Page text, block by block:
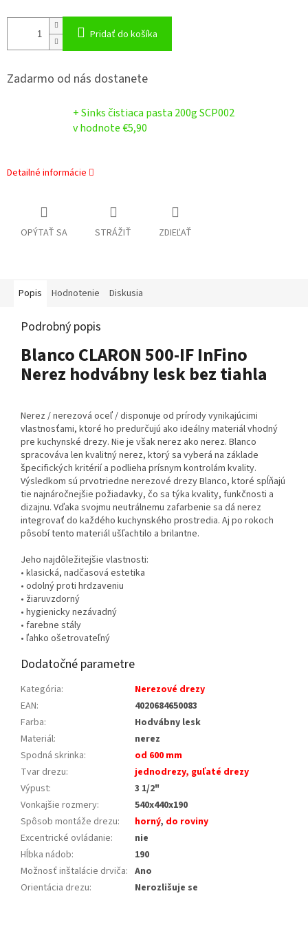
Pridať do košíka
Zadarmo od nás dostanete
+ Sinks čistiaca pasta 200g SCP002
v hodnote €5,90
Detailné informácie
OPÝTAŤ SA STRÁŽIŤ ZDIEĽAŤ
Popis Hodnotenie Diskusia
Podrobný popis
Blanco CLARON 500-IF InFino
Nerez hodvábny lesk bez tiahla
Nerez / nerezová oceľ / disponuje od prírody vynikajúcimi
vlastnosťami, ktoré ho predurčujú ako ideálny materiál vhodný
pre kuchynské drezy. Nie je však nerez ako nerez. Blanco
spracováva len kvalitný nerez, ktorý sa vyberá na základe
špecifických kritérií a podlieha prísnym kontrolám kvality.
Výsledkom sú prvotriedne nerezové drezy Blanco, ktoré spĺňajú
tie najnáročnejšie požiadavky, čo sa týka kvality, funkčnosti a
dizajnu. Vďaka svojmu neutrálnemu zafarbenie sa dá nerez
integrovať do každého kuchynského prostredia. Aj po rokoch
pôsobí tento materiál ušľachtilo a brilantne.
Jeho najdôležitejšie vlastnosti:
• klasická, nadčasová estetika
• odolný proti hrdzaveniu
• žiaruvzdorný
• hygienicky nezávadný
• farebne stály
• ľahko ošetrovateľný
Dodatočné parametre
Kategória:
Nerezové drezy
EAN:
4020684650083
Farba:
Hodvábny lesk
Materiál:
nerez
Spodná skrinka:
od 600 mm
Tvar drezu:
jednodrezy, guľaté drezy
Výpust:
3 1/2"
Vonkajšie rozmery:
540x440x190
Spôsob montáže drezu: horný, do roviny
Excentrické ovládanie:
nie
Hĺbka nádob:
190
Možnosť inštalácie drviča: Ano
Orientácia drezu: Nerozlišuje se